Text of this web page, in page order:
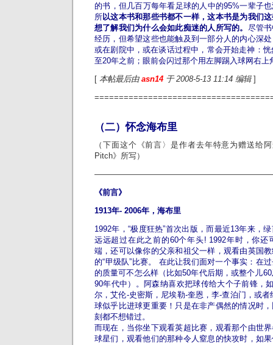
的书，但几百万每年看足球的人中的95%一辈子
所以这本书和那些书都不一样，这本书是为我们
想了解我们为什么会如此痴迷的人所写的。 尽管
经历，但希望这些也能触及到一部分人的内心深
或在剧院中，或在谈话过程中，常会开始走神：
至20年之前；眼前会闪过那个用左脚踢入球网右上
[ 本帖最后由 asn14 于 2008-5-13 11:14 编辑 ]
（二）怀念海布里
（下面这个《前言〉是作者去年特意为赠送给
Pitch》所写）
——————————————————————–
《前言》
1913年- 2006年，海布里
1992年，“极度狂热”首次出版，而最近13年来，
远远超过在此之前的60个年头! 1992年时，你还
端，还可以像你的父亲和祖父一样，观看由英国
的“甲级队”比赛。 在此让我们面对一个事实：在
的质量可不怎么样（比如50年代后期，或整个儿
90年代中）。阿森纳喜欢把球传给大个子前锋，
尔，艾伦-史密斯，尼埃勒-奎恩，李-查泊门，或
球似乎比进球更重要！只是在非产偶然的情况时
刻都不想错过。
而现在，当你坐下观看英超比赛，观看那个由世
球星们，观看他们的那种令人窒息的快攻时，如